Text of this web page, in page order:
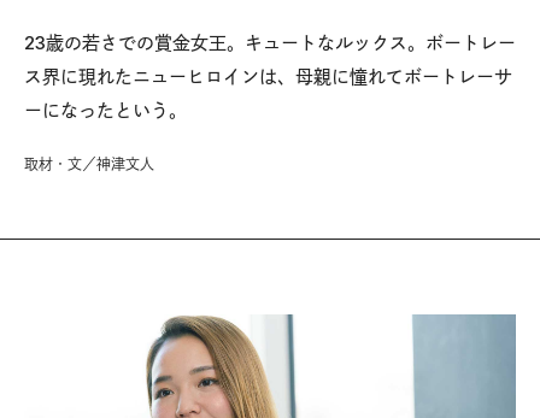
23歳の若さでの賞金女王。キュートなルックス。ボートレー
ス界に現れたニューヒロインは、母親に憧れてボートレーサ
ーになったという。
取材・文／神津文人